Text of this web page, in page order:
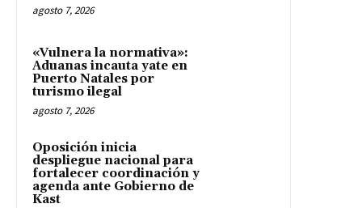
agosto 7, 2026
«Vulnera la normativa»:
Aduanas incauta yate en
Puerto Natales por
turismo ilegal
agosto 7, 2026
Oposición inicia
despliegue nacional para
fortalecer coordinación y
agenda ante Gobierno de
Kast